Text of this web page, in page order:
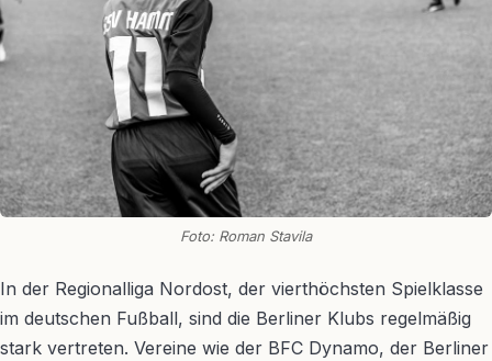
Foto: Roman Stavila
In der Regionalliga Nordost, der vierthöchsten Spielklasse
im deutschen Fußball, sind die Berliner Klubs regelmäßig
stark vertreten. Vereine wie der BFC Dynamo, der Berliner